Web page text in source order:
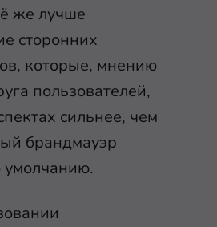
же лучше
сторонних
которые, мнению
пользователей,
сильнее, чем
брандмауэр